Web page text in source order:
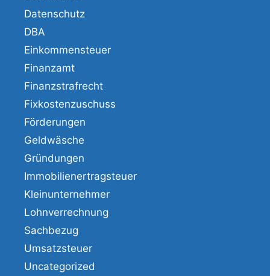
Datenschutz
DBA
Einkommensteuer
Finanzamt
Finanzstrafrecht
Fixkostenzuschuss
Förderungen
Geldwäsche
Gründungen
Immobilienertragsteuer
Kleinunternehmer
Lohnverrechnung
Sachbezug
Umsatzsteuer
Uncategorized